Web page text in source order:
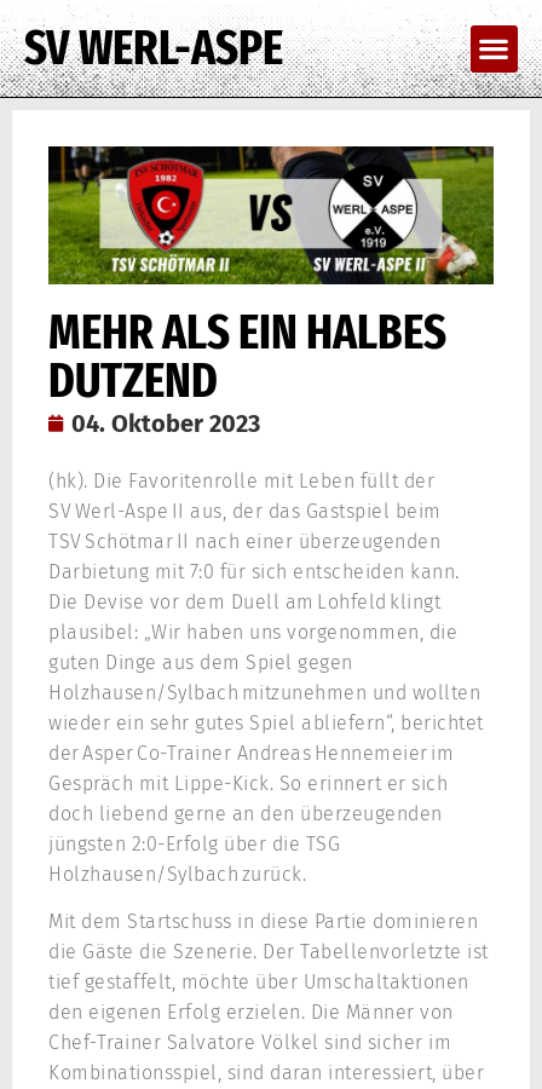
SV WERL-ASPE
MEHR ALS EIN HALBES
DUTZEND
04. Oktober 2023
(hk). Die Favoritenrolle mit Leben füllt der
SV Werl-Aspe II aus, der das Gastspiel beim
TSV Schötmar II nach einer überzeugenden
Darbietung mit 7:0 für sich entscheiden kann.
Die Devise vor dem Duell am Lohfeld klingt
plausibel: „Wir haben uns vorgenommen, die
guten Dinge aus dem Spiel gegen
Holzhausen/Sylbach mitzunehmen und wollten
wieder ein sehr gutes Spiel abliefern“, berichtet
der Asper Co-Trainer Andreas Hennemeier im
Gespräch mit Lippe-Kick. So erinnert er sich
doch liebend gerne an den überzeugenden
jüngsten 2:0-Erfolg über die TSG
Holzhausen/Sylbach zurück.
Mit dem Startschuss in diese Partie dominieren
die Gäste die Szenerie. Der Tabellenvorletzte ist
tief gestaffelt, möchte über Umschaltaktionen
den eigenen Erfolg erzielen. Die Männer von
Chef-Trainer Salvatore Völkel sind sicher im
Kombinationsspiel, sind daran interessiert, über